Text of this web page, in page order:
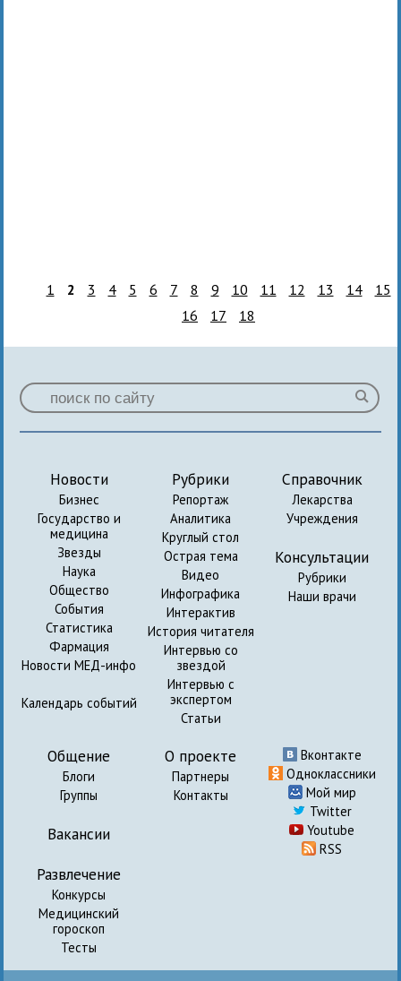
1 2 3 4 5 6 7 8 9 10 11 12 13 14
15
16
17 18
Новости
Бизнес
Государство и
медицина
Звезды
Наука
Общество
События
Статистика
Фармация
Новости МЕД-инфо
Календарь событий
Рубрики
Репортаж
Аналитика
Круглый стол
Острая тема
Видео
Инфографика
Интерактив
История читателя
Интервью со
звездой
Интервью с
экспертом
Статьи
Справочник
Лекарства
Учреждения
Консультации
Рубрики
Наши врачи
Общение
Блоги
Группы
Вакансии
Развлечение
Конкурсы
Медицинский
гороскоп
Тесты
О проекте
Партнеры
Контакты
Вконтакте
Одноклассники
Мой мир
Twitter
Youtube
RSS